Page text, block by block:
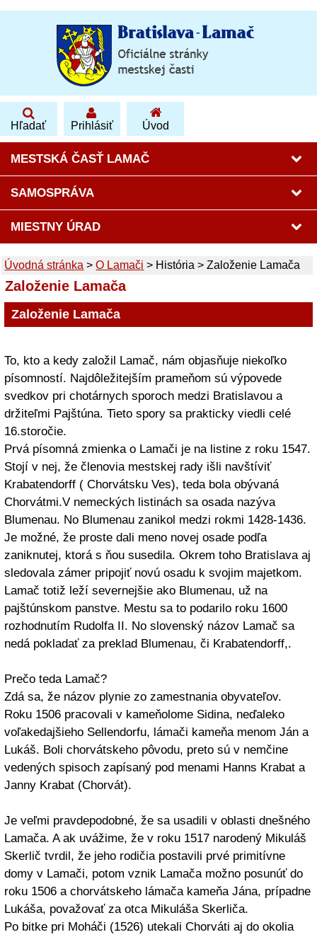
Hľadať Prihlásiť
MESTSKÁ ČASŤ LAMAČ
SAMOSPRÁVA
MIESTNY ÚRAD
Úvodná stránka >O Lamači > História >Založenie Lamača
Založenie Lamača
Založenie Lamača
To, kto a kedy založil Lamač, nám objasňuje niekoľko
písomností. Najdôležitejším prameňom sú výpovede
svedkov pri chotárnych sporoch medzi Bratislavou a
držiteľmi Pajštúna. Tieto spory sa prakticky viedli celé
16.storočie.
Prvá písomná zmienka o Lamači je na listine z roku 1547.
Stojí v nej, že členovia mestskej rady išli navštíviť
Krabatendorff ( Chorvátsku Ves), teda bola obývaná
Chorvátmi.V nemeckých listinách sa osada nazýva
Blumenau. No Blumenau zanikol medzi rokmi 1428-1436.
Je možné, že proste dali meno novej osade podľa
zaniknutej, ktorá s ňou susedila. Okrem toho Bratislava aj
sledovala zámer pripojiť novú osadu k svojim majetkom.
Lamač totiž leží severnejšie ako Blumenau, už na
pajštúnskom panstve. Mestu sa to podarilo roku 1600
rozhodnutím Rudolfa II. No slovenský názov Lamač sa
nedá pokladať za preklad Blumenau, či Krabatendorff,.
Prečo teda Lamač?
Zdá sa, že názov plynie zo zamestnania obyvateľov.
Roku 1506 pracovali v kameňolome Sidina, neďaleko
voľakedajšieho Sellendorfu, lámači kameňa menom Ján a
Lukáš. Boli chorvátskeho pôvodu, preto sú v nemčine
vedených spisoch zapísaný pod menami Hanns Krabat a
Janny Krabat (Chorvát).
Je veľmi pravdepodobné, že sa usadili v oblasti dnešného
Lamača. A ak uvážime, že v roku 1517 narodený Mikuláš
Skerlič tvrdil, že jeho rodičia postavili prvé primitívne
domy v Lamači, potom vznik Lamača možno posunúť do
roku 1506 a chorvátskeho lámača kameňa Jána, prípadne
Lukáša, považovať za otca Mikuláša Skerliča.
Po bitke pri Moháči (1526) utekali Chorváti aj do okolia
Úvod